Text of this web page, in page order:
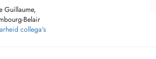
Guillaume,
Belair
collega's